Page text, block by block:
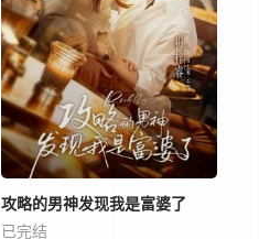
攻略的男神发现我是富婆了
已完结